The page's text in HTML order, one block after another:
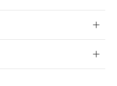
登録
ました。
庫切替を完了
ことがない限
しておりま